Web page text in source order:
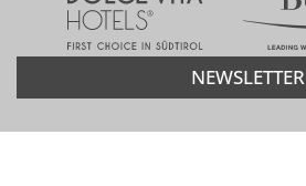
NEWSLETTER